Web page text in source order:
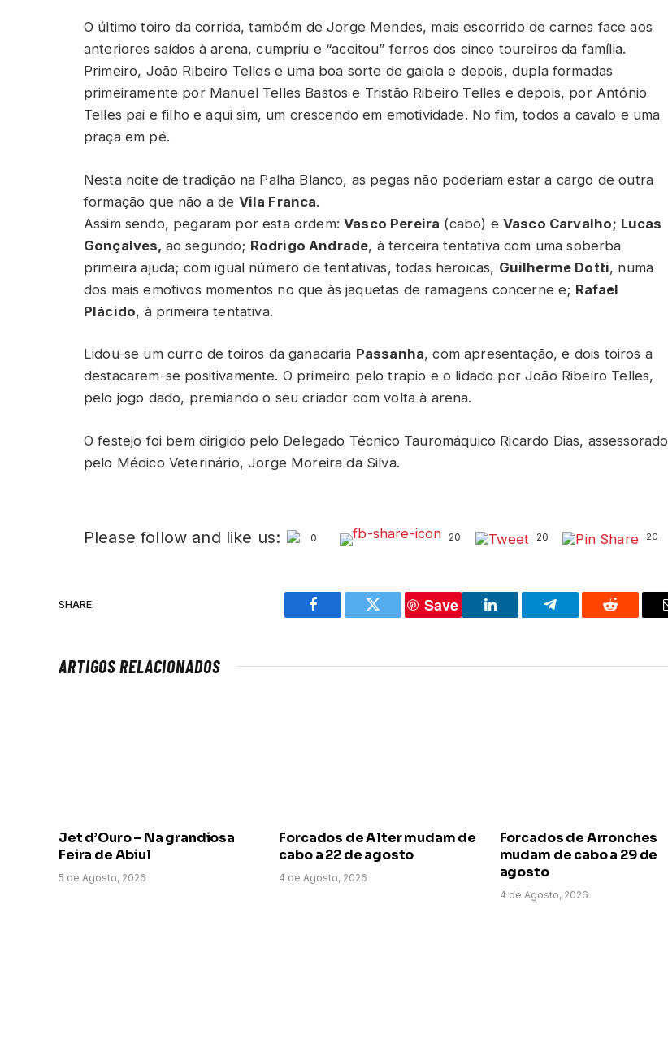
O último toiro da corrida, também de Jorge Mendes, mais escorrido de carnes face aos
anteriores saídos à arena, cumpriu e “aceitou” ferros dos cinco toureiros da família.
Primeiro, João Ribeiro Telles e uma boa sorte de gaiola e depois, dupla formadas
primeiramente por Manuel Telles Bastos e Tristão Ribeiro Telles e depois, por António
Telles pai e filho e aqui sim, um crescendo em emotividade. No fim, todos a cavalo e uma
praça em pé.
Nesta noite de tradição na Palha Blanco, as pegas não poderiam estar a cargo de outra
formação que não a de Vila Franca.
Assim sendo, pegaram por esta ordem:Vasco Pereira (cabo) e Vasco Carvalho; Lucas
Gonçalves, ao segundo; Rodrigo Andrade, à terceira tentativa com uma soberba
primeira ajuda; com igual número de tentativas, todas heroicas, Guilherme Dotti, numa
dos mais emotivos momentos no que às jaquetas de ramagens concerne e; Rafael
Plácido, à primeira tentativa.
Lidou-se um curro de toiros da ganadaria Passanha, com apresentação, e dois toiros a
destacarem-se positivamente. O primeiro pelo trapio e o lidado por João Ribeiro Telles,
pelo jogo dado, premiando o seu criador com volta à arena.
O festejo foi bem dirigido pelo Delegado Técnico Tauromáquico Ricardo Dias, assessorado
pelo Médico Veterinário, Jorge Moreira da Silva.
Please follow and like us: 0 20 20 20
SHARE.
Facebook Twitter
Save
LinkedIn Telegram Reddit
ARTIGOS RELACIONADOS
Jet d’Ouro – Na grandiosa
Feira de Abiul
5 de Agosto, 2026
Forcados de Alter mudam de
cabo a 22 de agosto
4 de Agosto, 2026
Forcados de Arronches
mudam de cabo a 29 de
agosto
4 de Agosto, 2026